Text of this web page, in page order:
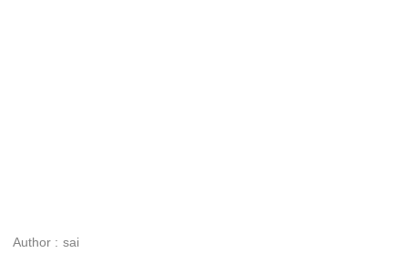
Author : sai